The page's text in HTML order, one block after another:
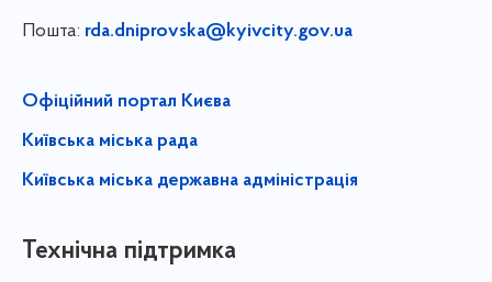
Пошта: rda.dniprovska@kyivcity.gov.ua
Офіційний портал Києва
Київська міська рада
Київська міська державна адміністрація
Технічна підтримка